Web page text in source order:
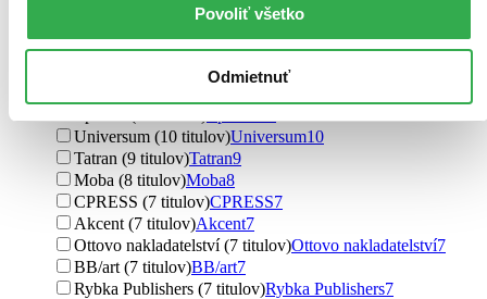
Povoliť všetko
Odmietnuť
Extra Publishing (12 titulov)Extra Publishing
Témbr (12 titulov)Témbr12
Kalibr11
Universum (10 titulov)Universum10
Tatran (9 titulov)Tatran9
Moba (8 titulov)Moba8
CPRESS (7 titulov)CPRESS7
Akcent (7 titulov)Akcent7
Ottovo nakladatelství (7 titulov)Ottovo nakladatelství7
BB/art (7 titulov)BB/art7
Rybka Publishers (7 titulov)Rybka Publishers7